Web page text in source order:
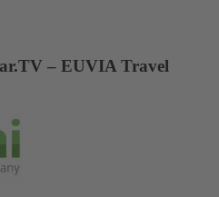
– EUVIA Travel